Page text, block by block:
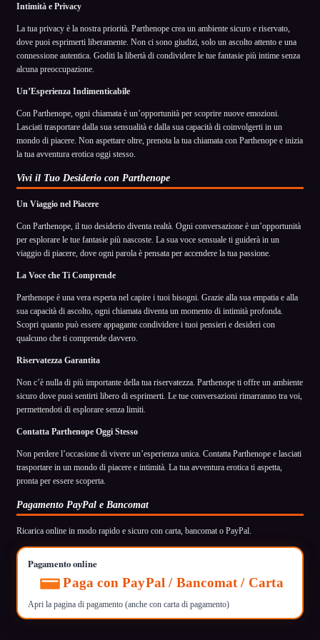
Intimità e Privacy
La tua privacy è la nostra priorità. Parthenope crea un ambiente sicuro e riservato,
dove puoi esprimerti liberamente. Non ci sono giudizi, solo un ascolto attento e una
connessione autentica. Goditi la libertà di condividere le tue fantasie più intime senza
alcuna preoccupazione.
Un’Esperienza Indimenticabile
Con Parthenope, ogni chiamata è un’opportunità per scoprire nuove emozioni.
Lasciati trasportare dalla sua sensualità e dalla sua capacità di coinvolgerti in un
mondo di piacere. Non aspettare oltre, prenota la tua chiamata con Parthenope e inizia
la tua avventura erotica oggi stesso.
Vivi il Tuo Desiderio con Parthenope
Un Viaggio nel Piacere
Con Parthenope, il tuo desiderio diventa realtà. Ogni conversazione è un’opportunità
per esplorare le tue fantasie più nascoste. La sua voce sensuale ti guiderà in un
viaggio di piacere, dove ogni parola è pensata per accendere la tua passione.
La Voce che Ti Comprende
Parthenope è una vera esperta nel capire i tuoi bisogni. Grazie alla sua empatia e alla
sua capacità di ascolto, ogni chiamata diventa un momento di intimità profonda.
Scopri quanto può essere appagante condividere i tuoi pensieri e desideri con
qualcuno che ti comprende davvero.
Riservatezza Garantita
Non c’è nulla di più importante della tua riservatezza. Parthenope ti offre un ambiente
sicuro dove puoi sentirti libero di esprimerti. Le tue conversazioni rimarranno tra voi,
permettendoti di esplorare senza limiti.
Contatta Parthenope Oggi Stesso
Non perdere l’occasione di vivere un’esperienza unica. Contatta Parthenope e lasciati
trasportare in un mondo di piacere e intimità. La tua avventura erotica ti aspetta,
pronta per essere scoperta.
Pagamento PayPal e Bancomat
Ricarica online in modo rapido e sicuro con carta, bancomat o PayPal.
Pagamento online
Paga con PayPal / Bancomat / Carta
Apri la pagina di pagamento (anche con carta di pagamento)